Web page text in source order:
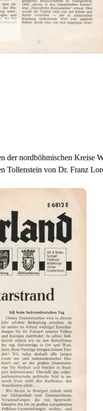
der nordböhmischen Kreise
Tollenstein von Dr. Franz